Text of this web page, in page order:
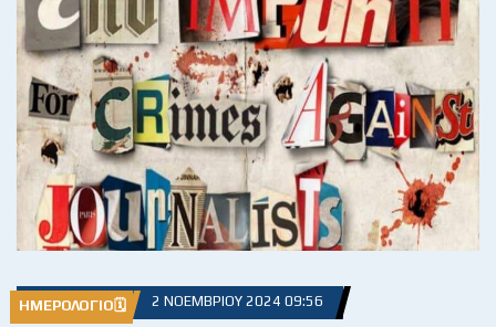
ΗΜΕΡΟΛΌΓΙΟ🗓 2 ΝΟΕΜΒΡΊΟΥ 2024 09:56